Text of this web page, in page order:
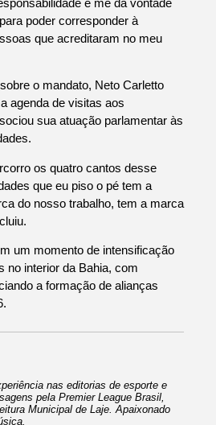
poder corresponder à
que acreditaram no meu
o mandato, Neto Carletto
agenda de visitas aos
sua atuação parlamentar às
os quatro cantos desse
que eu piso o pé tem a
do nosso trabalho, tem a marca
um momento de intensificação
no interior da Bahia, com
a formação de alianças
nas editorias de esporte e
pela Premier League Brasil,
Municipal de Laje. Apaixonado